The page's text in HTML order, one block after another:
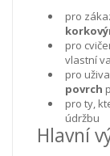
pro
pro
vlastní
pro
povrch
pro ty,
údržbu
Hlavní